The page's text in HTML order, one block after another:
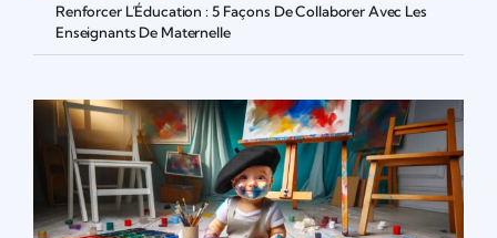
Renforcer L’Éducation : 5 Façons De Collaborer Avec Les
Enseignants De Maternelle